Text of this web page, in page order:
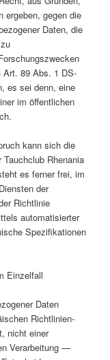
ergeben, gegen die
Daten, die
89 Abs. 1 DS-
es sei denn, eine
im öffentlichen
kann sich die
Rhenania
es ferner frei, im
der
Richtlinie
automatisierter
Spezifikationen
Einzelfall
Daten
Richtlinien-
nicht einer
Verarbeitung —